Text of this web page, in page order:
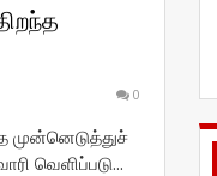
0
முன்னெடுத்துச்
வெளிப்படு...